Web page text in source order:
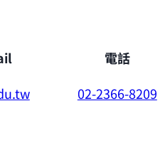
電話
02-2366-8209